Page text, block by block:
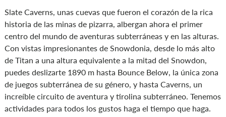
Slate Caverns, unas cuevas que fueron el corazón de la rica
historia de las minas de pizarra, albergan ahora el primer
centro del mundo de aventuras subterráneas y en las alturas.
Con vistas impresionantes de Snowdonia, desde lo más alto
de Titan a una altura equivalente a la mitad del Snowdon,
puedes deslizarte 1890 m hasta Bounce Below, la única zona
de juegos subterránea de su género, y hasta Caverns, un
increíble circuito de aventura y tirolina subterráneo. Tenemos
actividades para todos los gustos haga el tiempo que haga.